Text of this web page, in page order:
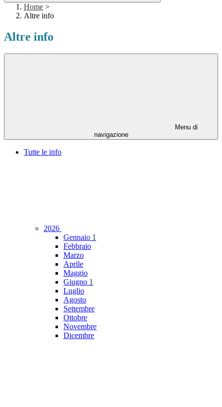
Home >
Altre info
Altre info
Menu di
navigazione
Tutte le info
2026
Gennaio 1
Febbraio
Marzo
Aprile
Maggio
Giugno 1
Luglio
Agosto
Settembre
Ottobre
Novembre
Dicembre